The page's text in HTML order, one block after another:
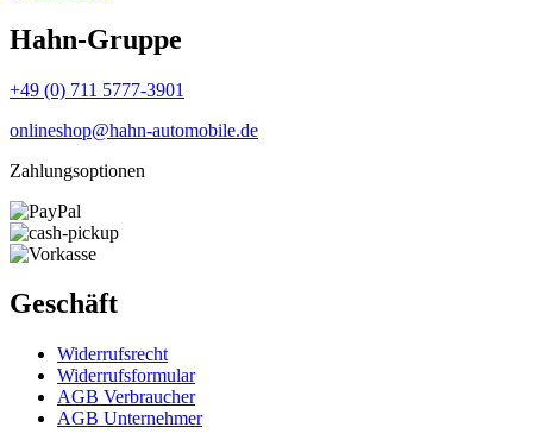
Hahn-Gruppe
+49 (0) 711 5777-3901
onlineshop@hahn-automobile.de
Zahlungsoptionen
Geschäft
Widerrufs­recht
Widerrufs­formular
AGB Verbraucher
AGB Unternehmer